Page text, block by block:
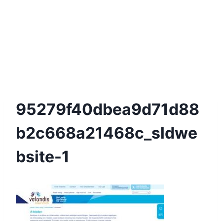
95279f40dbea9d71d88
B2c668a21468c_sldwe
Bsite-1